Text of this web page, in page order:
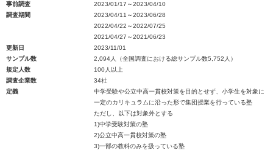
事前調査
2023/01/17～2023/04/10
調査期間
2023/04/11～2023/06/28
2022/04/22～2022/07/25
2021/04/27～2021/06/23
更新日
2023/11/01
サンプル数
2,094人（全国調査における総サンプル数5,752人）
規定人数
100人以上
調査企業数
34社
定義
中学受験や公立中高一貫校対策を目的とせず、小学生を対象に
一定のカリキュラムに沿った形で集団授業を行っている塾
ただし、以下は対象外とする
1)中学受験対策の塾
2)公立中高一貫校対策の塾
3)一部の教科のみを扱っている塾